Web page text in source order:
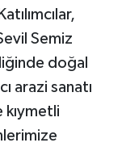
Semiz
doğal
arazi sanatı
kıymetli